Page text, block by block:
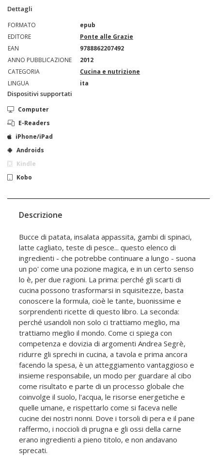
Dettagli
FORMATO
epub
EDITORE
Ponte alle Grazie
EAN
9788862207492
ANNO PUBBLICAZIONE
2012
CATEGORIA
Cucina e nutrizione
LINGUA
ita
Dispositivi supportati
Computer
E-Readers
iPhone/iPad
Androids
Kindle
Kobo
Descrizione
Bucce di patata, insalata appassita, gambi di spinaci,
latte cagliato, teste di pesce... questo elenco di
ingredienti - che potrebbe continuare a lungo - suona
un po' come una pozione magica, e in un certo senso
lo è, per due ragioni. La prima: perché gli scarti di
cucina possono trasformarsi in squisitezze, basta
conoscere la formula, cioè le tante, buonissime e
sorprendenti ricette di questo libro. La seconda:
perché usandoli non solo ci trattiamo meglio, ma
trattiamo meglio il mondo. Come ci spiega con
competenza e dovizia di argomenti Andrea Segrè,
ridurre gli sprechi in cucina, a tavola e prima ancora
facendo la spesa, è un atteggiamento vantaggioso e
insieme responsabile, un modo per guardare al cibo
come risultato e parte di un processo globale che
coinvolge il suolo, l'acqua, le risorse energetiche e
quelle umane, e rispettarlo come si faceva nelle
cucine dei nostri nonni. Dove i torsoli di pera e il pane
raffermo, i noccioli di prugna e gli ossi della carne
erano ingredienti a pieno titolo, e non andavano
sprecati.